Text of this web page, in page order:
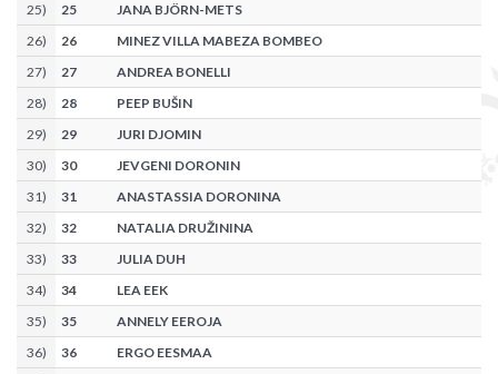
25) 25
JANA BJÖRN-METS
26) 26
MINEZ VILLA MABEZA BOMBEO
27) 27
ANDREA BONELLI
28) 28
PEEP BUŠIN
29) 29
JURI DJOMIN
30) 30
JEVGENI DORONIN
31) 31
ANASTASSIA DORONINA
32) 32
NATALIA DRUŽININA
33) 33
JULIA DUH
34) 34
LEA EEK
35) 35
ANNELY EEROJA
36) 36
ERGO EESMAA